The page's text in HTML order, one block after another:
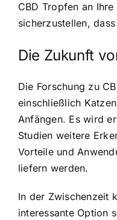
CBD Tropfen an
sicherzustellen,
Die Zukunft
Die Forschung zu
einschließlich
Anfängen. Es wird
Studien weitere
Vorteile und
liefern werden.
In der Zwischenzeit
interessante Option